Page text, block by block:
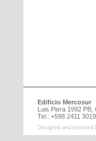
Edificio Mercosur
Luis Piera 1992
Tel.: +598 2411 3019
Designed and